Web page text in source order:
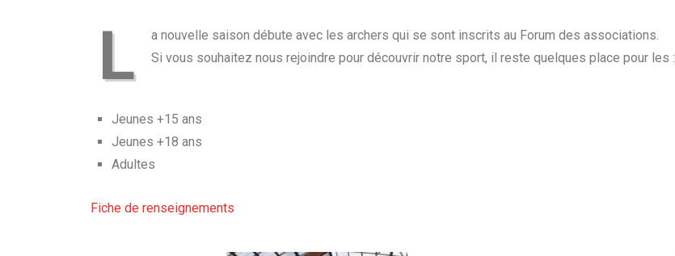
L
a nouvelle saison débute avec les archers qui se sont inscrits au Forum des associations.
Si vous souhaitez nous rejoindre pour découvrir notre sport, il reste quelques place pour les :
Jeunes +15 ans
Jeunes +18 ans
Adultes
Fiche de renseignements